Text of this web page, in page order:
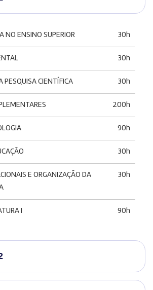
NO ENSINO SUPERIOR 30h
30h
PESQUISA CIENTÍFICA 30h
200h
90h
30h
E ORGANIZAÇÃO DA
30h
I 90h